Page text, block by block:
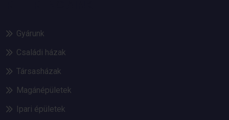
Gyárunk
Családi házak
Társasházak
Magánépületek
Ipari épületek